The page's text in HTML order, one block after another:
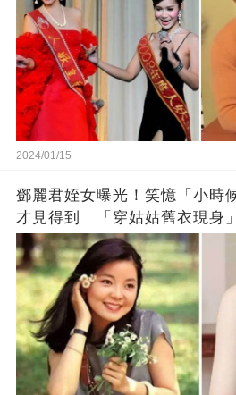
2024/01/15
鄧麗君姪女曝光！笑憶「小時
才見得到 「穿姑姑舊衣現身
錯!